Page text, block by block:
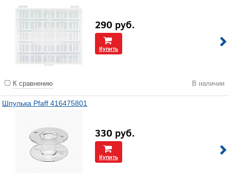
290 руб.
Купить
К сравнению В наличии
Шпулька Pfaff 416475801
330 руб.
Купить